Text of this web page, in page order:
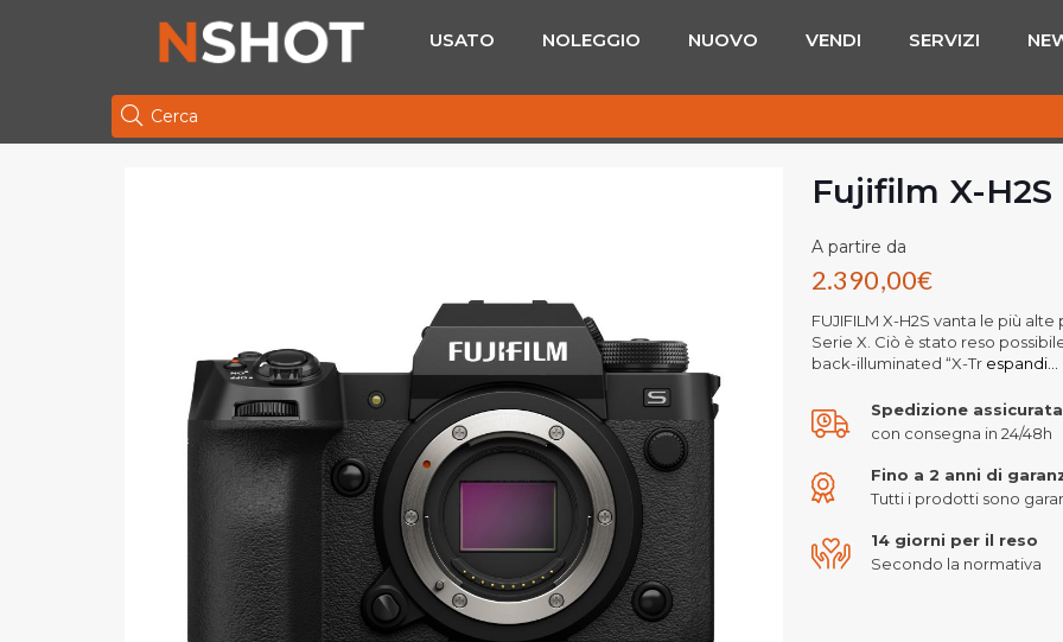
USATO NOLEGGIO NUOVO VENDI SERVIZI
Fujifilm X-H2S
A partire da
2.390,00€
FUJIFILM X-H2S vanta le più
Serie X. Ciò è stato reso
back-illuminated “X-Trespandi...
Spedizione assicurata
con consegna in 24/48h
Fino a 2 anni di
Tutti i prodotti sono
14 giorni per il reso
Secondo la normativa